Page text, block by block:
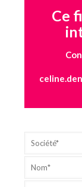
Ce